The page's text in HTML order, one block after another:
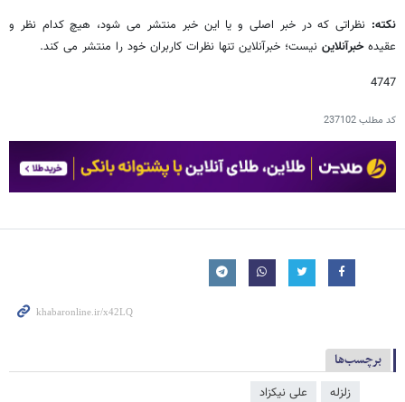
نکته: نظراتی که در خبر اصلی و یا این خبر منتشر می شود، هیچ کدام نظر و
عقیدهخبرآنلاین نیست؛ خبرآنلاین تنها نظرات کاربران خود را منتشر می کند.
4747
کد مطلب237102
برچسب‌ها
زلزله علی نیکزاد